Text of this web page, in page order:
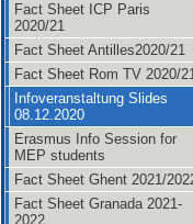
Fact Sheet ICP Paris
2020/21
Fact Sheet Antilles2020/21
Fact Sheet Rom TV 2020/
Infoveranstaltung Slides
08.12.2020
Erasmus Info Session for
MEP students
Fact Sheet Ghent 2021/
Fact Sheet Granada 2021-
2022